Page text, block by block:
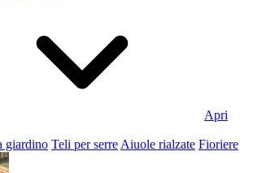
Apri
giardino Teli per serre Aiuole rialzate Fioriere